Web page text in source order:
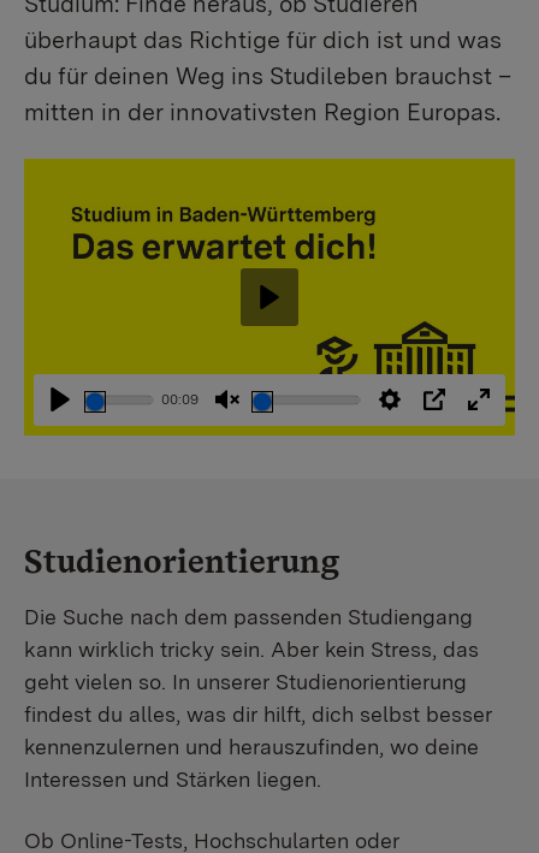
überhaupt das Richtige für dich ist und was
du für deinen Weg ins Studileben brauchst –
mitten in der innovativsten Region Europas.
Abspielen
00:09
StummschaltungEinstellungen
PIP
Abspielen
Studienorientierung
Die Suche nach dem passenden Studiengang
kann wirklich tricky sein. Aber kein Stress, das
geht vielen so. In unserer Studienorientierung
findest du alles, was dir hilft, dich selbst besser
kennenzulernen und herauszufinden, wo deine
Interessen und Stärken liegen.
Ob Online-Tests, Hochschularten oder